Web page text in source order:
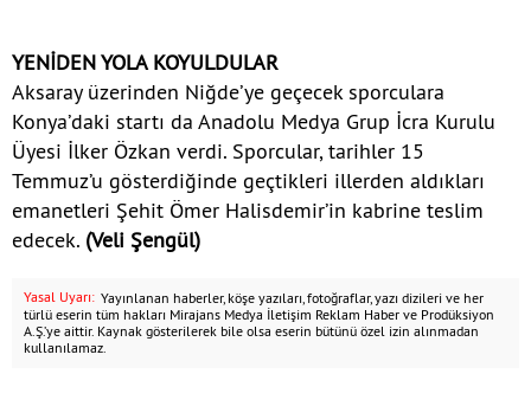
YENİDEN YOLA KOYULDULAR
Aksaray üzerinden Niğde’ye geçecek sporculara
Konya’daki startı da Anadolu Medya Grup İcra Kurulu
Üyesi İlker Özkan verdi. Sporcular, tarihler 15
Temmuz’u gösterdiğinde geçtikleri illerden aldıkları
emanetleri Şehit Ömer Halisdemir’in kabrine teslim
edecek. (Veli Şengül)
Yasal Uyarı: Yayınlanan haberler, köşe yazıları, fotoğraflar, yazı dizileri ve her
türlü eserin tüm hakları Mirajans Medya İletişim Reklam Haber ve Prodüksiyon
A.Ş.’ye aittir. Kaynak gösterilerek bile olsa eserin bütünü özel izin alınmadan
kullanılamaz.